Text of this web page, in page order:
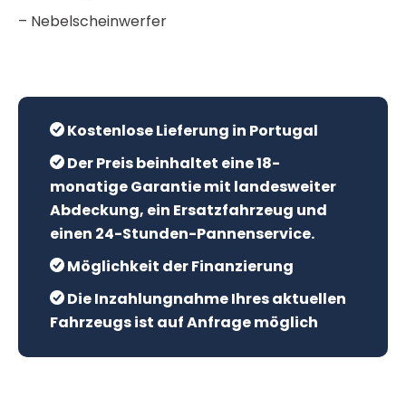
– Nebelscheinwerfer
Kostenlose Lieferung in Portugal
Der Preis beinhaltet eine 18-
monatige Garantie mit landesweiter
Abdeckung, ein Ersatzfahrzeug und
einen 24-Stunden-Pannenservice.
Möglichkeit der Finanzierung
Die Inzahlungnahme Ihres aktuellen
Fahrzeugs ist auf Anfrage möglich